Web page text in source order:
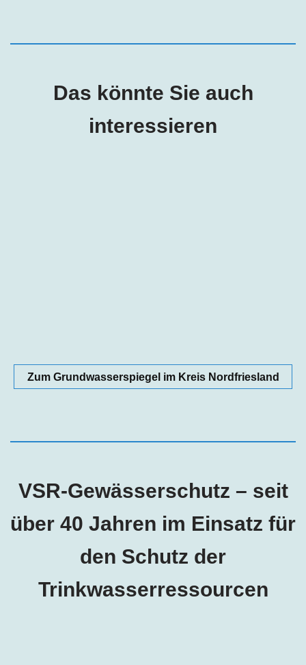
Das könnte Sie auch
interessieren
Zum Grundwasserspiegel im Kreis Nordfriesland
VSR-Gewässerschutz – seit
über 40 Jahren im Einsatz für
den Schutz der
Trinkwasserressourcen